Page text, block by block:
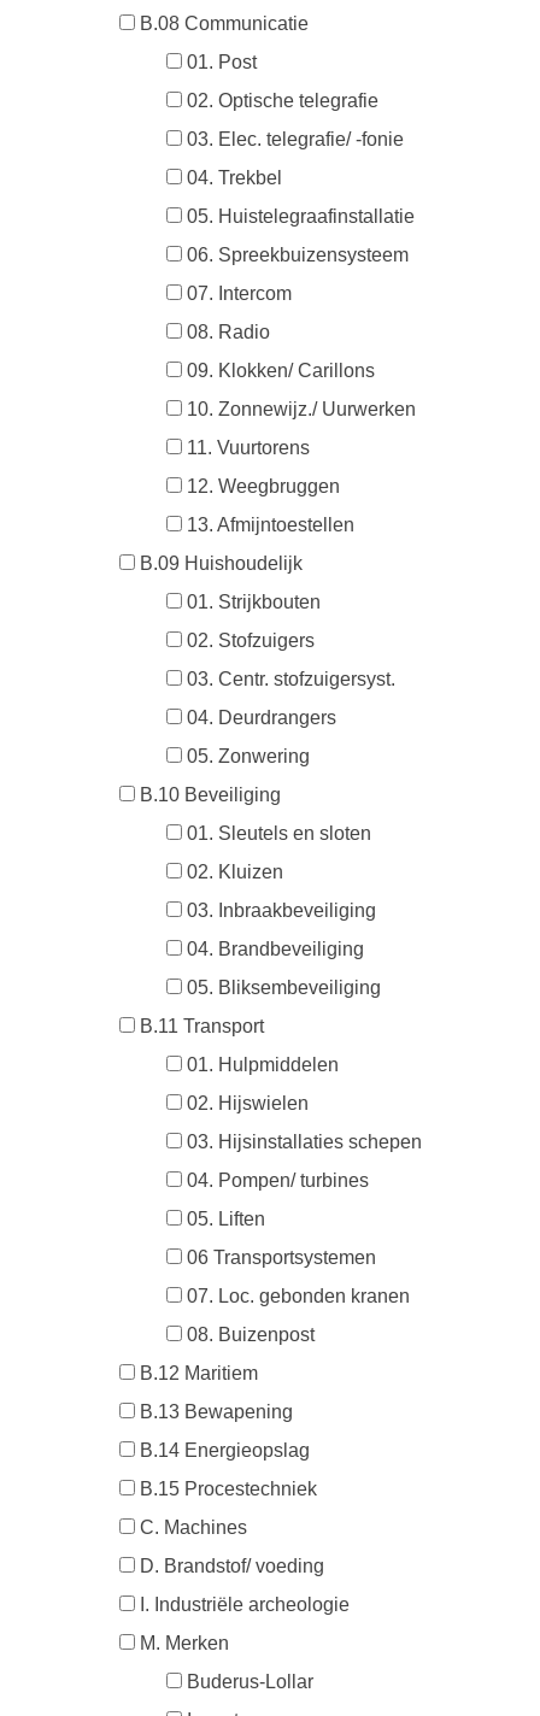
B.08 Communicatie
01. Post
02. Optische telegrafie
03. Elec. telegrafie/ -fonie
04. Trekbel
05. Huistelegraafinstallatie
06. Spreekbuizensysteem
07. Intercom
08. Radio
09. Klokken/ Carillons
10. Zonnewijz./ Uurwerken
11. Vuurtorens
12. Weegbruggen
13. Afmijntoestellen
B.09 Huishoudelijk
01. Strijkbouten
02. Stofzuigers
03. Centr. stofzuigersyst.
04. Deurdrangers
05. Zonwering
B.10 Beveiliging
01. Sleutels en sloten
02. Kluizen
03. Inbraakbeveiliging
04. Brandbeveiliging
05. Bliksembeveiliging
B.11 Transport
01. Hulpmiddelen
02. Hijswielen
03. Hijsinstallaties schepen
04. Pompen/ turbines
05. Liften
06 Transportsystemen
07. Loc. gebonden kranen
08. Buizenpost
B.12 Maritiem
B.13 Bewapening
B.14 Energieopslag
B.15 Procestechniek
C. Machines
D. Brandstof/ voeding
I. Industriële archeologie
M. Merken
Buderus-Lollar